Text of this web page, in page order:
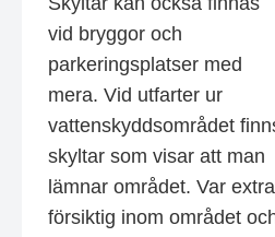
vid bryggor och
parkeringsplatser med
mera. Vid utfarter ur
vattenskyddsområdet
skyltar som visar att man
lämnar området. Var extra
försiktig inom området